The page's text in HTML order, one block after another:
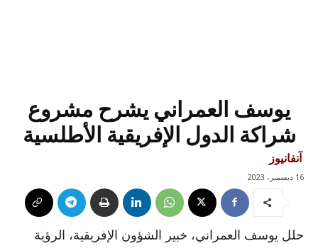
يوسف العمراني يشرح مشروع
شراكة الدول الإفريقية الأطلسية
آنفانيوز
16 ديسمبر، 2023
حلل يوسف العمراني، خبير الشؤون الإفريقية، الرؤية